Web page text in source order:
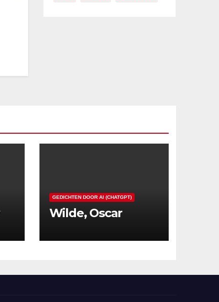
GEDICHTEN DOOR AI (CHATGPT)
Wilde, Oscar